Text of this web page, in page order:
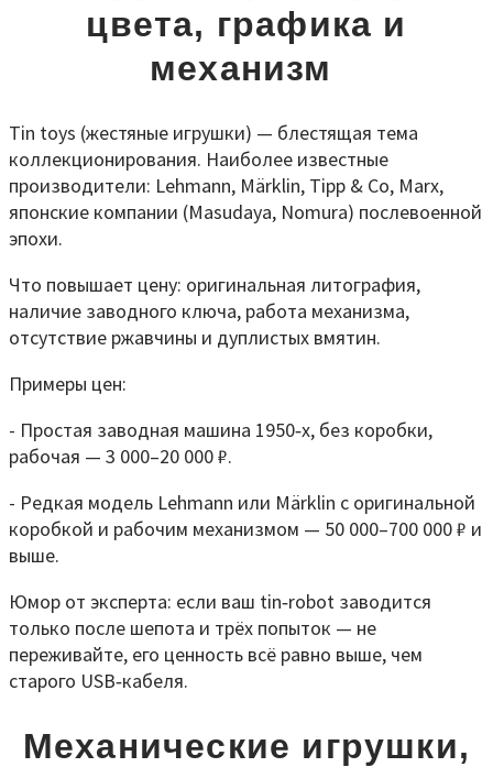
цвета, графика и
механизм
Tin toys (жестяные игрушки) — блестящая тема
коллекционирования. Наиболее известные
производители: Lehmann, Märklin, Tipp & Co, Marx,
японские компании (Masudaya, Nomura) послевоенной
эпохи.
Что повышает цену: оригинальная литография,
наличие заводного ключа, работа механизма,
отсутствие ржавчины и дуплистых вмятин.
Примеры цен:
- Простая заводная машина 1950‑х, без коробки,
рабочая — 3 000–20 000 ₽.
- Редкая модель Lehmann или Märklin с оригинальной
коробкой и рабочим механизмом — 50 000–700 000 ₽ и
выше.
Юмор от эксперта: если ваш tin‑robot заводится
только после шепота и трёх попыток — не
переживайте, его ценность всё равно выше, чем
старого USB‑кабеля.
Механические игрушки,